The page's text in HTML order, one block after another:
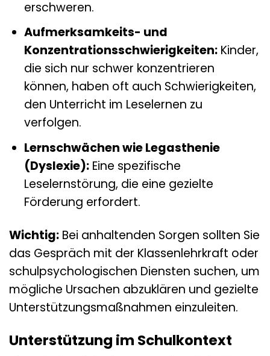
erschweren.
Aufmerksamkeits- und
Konzentrationsschwierigkeiten:Kinder,
die sich nur schwer konzentrieren
können, haben oft auch Schwierigkeiten,
den Unterricht im Leselernen zu
verfolgen.
Lernschwächen wie Legasthenie
(Dyslexie):Eine spezifische
Leselernstörung, die eine gezielte
Förderung erfordert.
Wichtig: Bei anhaltenden Sorgen sollten Sie
das Gespräch mit der Klassenlehrkraft oder
schulpsychologischen Diensten suchen, um
mögliche Ursachen abzuklären und gezielte
Unterstützungsmaßnahmen einzuleiten.
Unterstützung im Schulkontext